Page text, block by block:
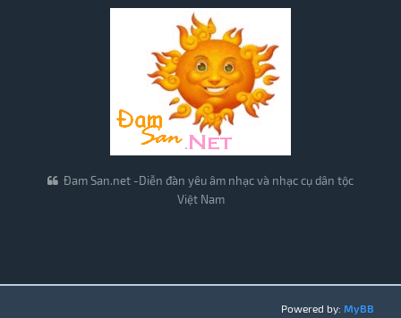
Đam San.net -Diễn đàn yêu âm nhạc và nhạc cụ dân tộc
Việt Nam
Powered by: MyBB